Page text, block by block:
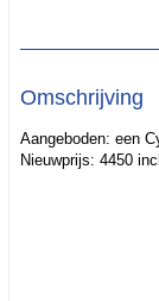
Omschrijving
Aangeboden: een
Nieuwprijs: 4450